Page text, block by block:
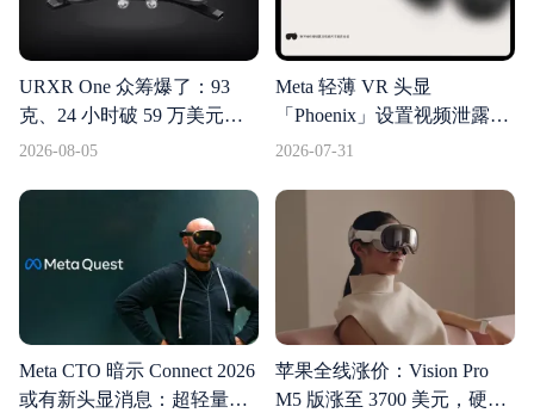
URXR One 众筹爆了：93
克、24 小时破 59 万美元，
轻薄 MR 眼镜的需求比想象
2026-08-05
Meta 轻薄 VR 头显
「Phoenix」设置视频泄露：
眼镜形态，计算模块外置
2026-07-31
Meta CTO 暗示 Connect 2026
或有新头显消息：超轻量设
苹果全线涨价：Vision Pro
M5 版涨至 3700 美元，硬件